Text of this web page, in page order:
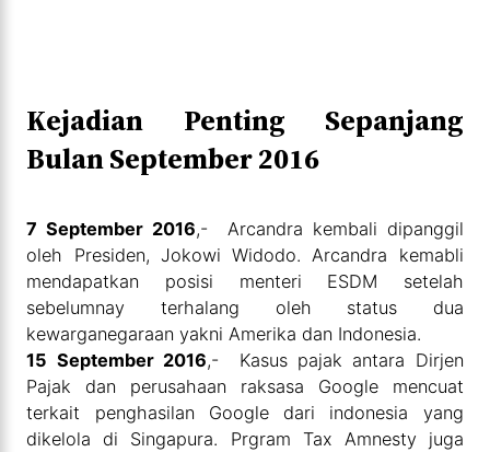
Kejadian Penting Sepanjang
Bulan September 2016
7 September 2016,- Arcandra kembali dipanggil
oleh Presiden, Jokowi Widodo. Arcandra kemabli
mendapatkan posisi menteri ESDM setelah
sebelumnay terhalang oleh status dua
kewarganegaraan yakni Amerika dan Indonesia.
15 September 2016,- Kasus pajak antara Dirjen
Pajak dan perusahaan raksasa Google mencuat
terkait penghasilan Google dari indonesia yang
dikelola di Singapura. Prgram Tax Amnesty juga